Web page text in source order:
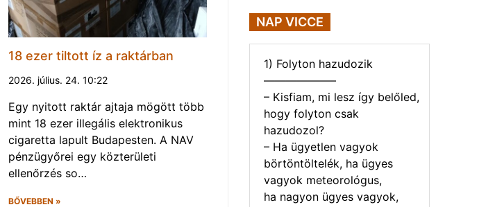
18 ezer tiltott íz a raktárban
2026. július. 24. 10:22
Egy nyitott raktár ajtaja mögött több
mint 18 ezer illegális elektronikus
cigaretta lapult Budapesten. A NAV
pénzügyőrei egy közterületi
ellenőrzés so…
BŐVEBBEN »
NAP VICCE
1) Folyton hazudozik
——————–
– Kisfiam, mi lesz így belőled,
hogy folyton csak
hazudozol?
– Ha ügyetlen vagyok
börtöntöltelék, ha ügyes
vagyok meteorológus,
ha nagyon ügyes vagyok,